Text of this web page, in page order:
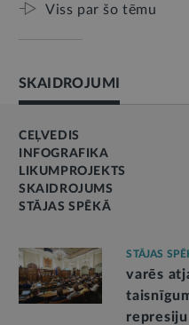
Viss par šo tēmu
SKAIDROJUMI
CEĻVEDIS
INFOGRAFIKA
LIKUMPROJEKTS
SKAIDROJUMS
STĀJAS SPĒKĀ
STĀJAS
varēs